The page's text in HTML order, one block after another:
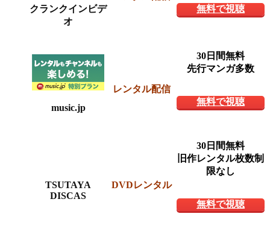
クランクインビデ
オ
無料で視聴
music.jp
レンタル配信
30日間無料
先行マンガ多数
無料で視聴
TSUTAYA
DISCAS
DVDレンタル
30日間無料
旧作レンタル枚数制
限なし
無料で視聴